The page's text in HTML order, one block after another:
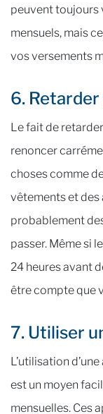
peuvent toujours
mensuels, mais
vos versements
6.
Le fait de
renoncer
choses comme
vêtements et
probablement
passer. Même si
24 heures avant
être compte que
7. Utiliser
L’utilisation
est un moyen
mensuelles. Ces